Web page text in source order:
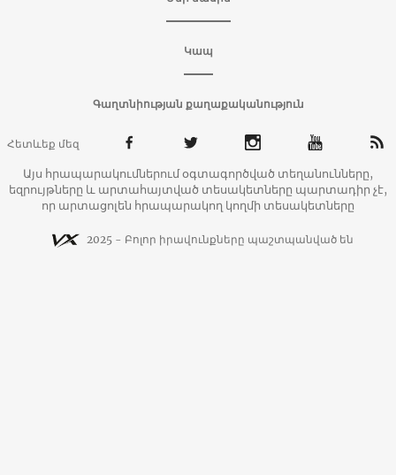
Կապ
Գաղտնիության քաղաքականություն
Հետևեք մեզ
Այս հրապարակումներում օգտագործված տեղանունները,
եզրույթները և արտահայտված տեսակետները պարտադիր չէ,
որ արտացոլեն հրապարակող կողմի տեսակետները
2025 - Բոլոր իրավունքները պաշտպանված են